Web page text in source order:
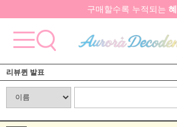
구매할수록 누적되는
요즘 대박핫한 아이템은 멀
모든걸 한곳에서!국내유일 원스
리뷰퀸 발표